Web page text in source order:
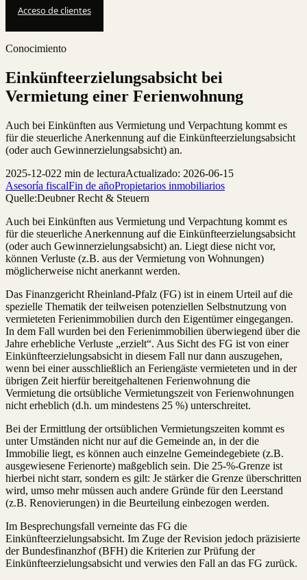
Acceso de clientes
Conocimiento
Einkünfteerzielungsabsicht bei
Vermietung einer Ferienwohnung
Auch bei Einkünften aus Vermietung und Verpachtung kommt es
für die steuerliche Anerkennung auf die Einkünfteerzielungsabsicht
(oder auch Gewinnerzielungsabsicht) an.
2025-12-022 min de lecturaActualizado: 2026-06-15
Asesoría fiscalFin de añoPropietarios inmobiliarios
Quelle:Deubner Recht & Steuern
Auch bei Einkünften aus Vermietung und Verpachtung kommt es
für die steuerliche Anerkennung auf die Einkünfteerzielungsabsicht
(oder auch Gewinnerzielungsabsicht) an. Liegt diese nicht vor,
können Verluste (z.B. aus der Vermietung von Wohnungen)
möglicherweise nicht anerkannt werden.
Das Finanzgericht Rheinland-Pfalz (FG) ist in einem Urteil auf die
spezielle Thematik der teilweisen potenziellen Selbstnutzung von
vermieteten Ferienimmobilien durch den Eigentümer eingegangen.
In dem Fall wurden bei den Ferienimmobilien überwiegend über die
Jahre erhebliche Verluste „erzielt“. Aus Sicht des FG ist von einer
Einkünfteerzielungsabsicht in diesem Fall nur dann auszugehen,
wenn bei einer ausschließlich an Feriengäste vermieteten und in der
übrigen Zeit hierfür bereitgehaltenen Ferienwohnung die
Vermietung die ortsübliche Vermietungszeit von Ferienwohnungen
nicht erheblich (d.h. um mindestens 25 %) unterschreitet.
Bei der Ermittlung der ortsüblichen Vermietungszeiten kommt es
unter Umständen nicht nur auf die Gemeinde an, in der die
Immobilie liegt, es können auch einzelne Gemeindegebiete (z.B.
ausgewiesene Ferienorte) maßgeblich sein. Die 25-%-Grenze ist
hierbei nicht starr, sondern es gilt: Je stärker die Grenze überschritten
wird, umso mehr müssen auch andere Gründe für den Leerstand
(z.B. Renovierungen) in die Beurteilung einbezogen werden.
Im Besprechungsfall verneinte das FG die
Einkünfteerzielungsabsicht. Im Zuge der Revision jedoch präzisierte
der Bundesfinanzhof (BFH) die Kriterien zur Prüfung der
Einkünfteerzielungsabsicht und verwies den Fall an das FG zurück.